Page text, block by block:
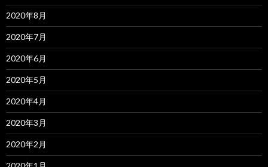
2020年8月
2020年7月
2020年6月
2020年5月
2020年4月
2020年3月
2020年2月